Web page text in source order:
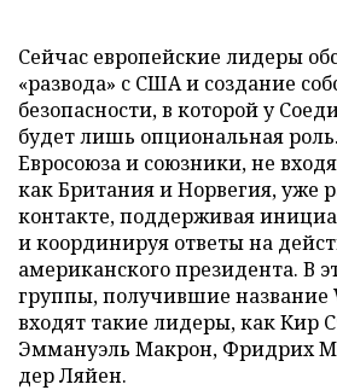
Сейчас европейские лидеры
«развода» с США и создание
безопасности, в которой у
будет лишь опциональная
Евросоюза и союзники, не
как Британия и Норвегия, уже
контакте, поддерживая
и координируя ответы на
американского президента. В
группы, получившие название
входят такие лидеры, как Кир
Эммануэль Макрон, Фридрих
дер Ляйен.